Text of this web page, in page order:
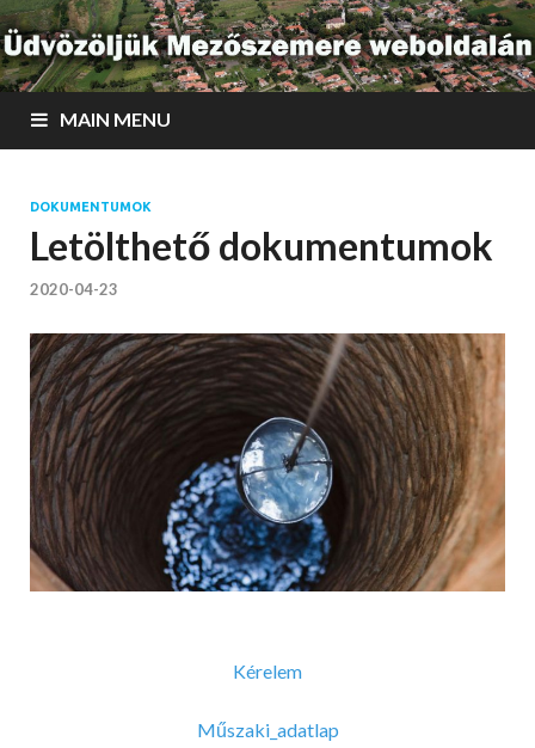
MAIN MENU
DOKUMENTUMOK
Letölthető dokumentumok
2020-04-23
Kérelem
Műszaki_adatlap